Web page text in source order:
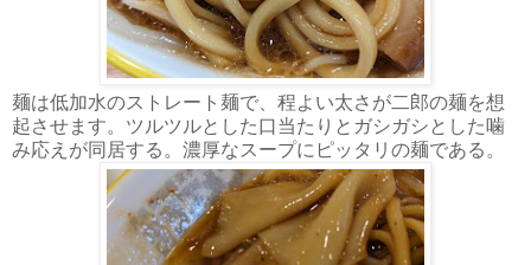
麺は低加水のストレート麺で、程よい太さが二郎の麺を想
起させます。ツルツルとした口当たりとガシガシとした噛
み応えが同居する。濃厚なスープにピッタリの麺である。